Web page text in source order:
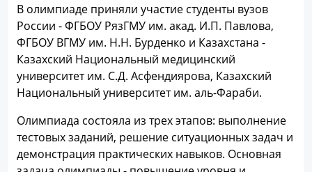
В олимпиаде приняли участие студенты вузов
России - ФГБОУ РязГМУ им. акад. И.П. Павлова,
ФГБОУ ВГМУ им. Н.Н. Бурденко и Казахстана -
Казахский Национальный медицинский
университет им. С.Д. Асфендиярова, Казахский
Национальный университет им. аль-Фараби.
Олимпиада состояла из трех этапов: выполнение
тестовых заданий, решение ситуационных задач и
демонстрация практических навыков. Основная